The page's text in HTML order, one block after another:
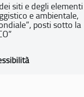
siti e degli elementi
e ambientale,
posti sotto la